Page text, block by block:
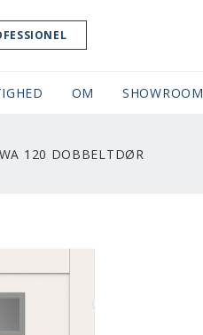
OM SHOWROOM
120 DOBBELTDØR